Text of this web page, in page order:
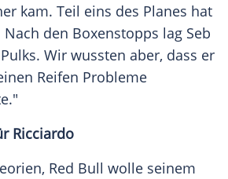
kam. Teil eins des Planes hat
den Boxenstopps lag Seb
Wir wussten aber, dass er
Reifen Probleme
Ricciardo
Red Bull wolle seinem